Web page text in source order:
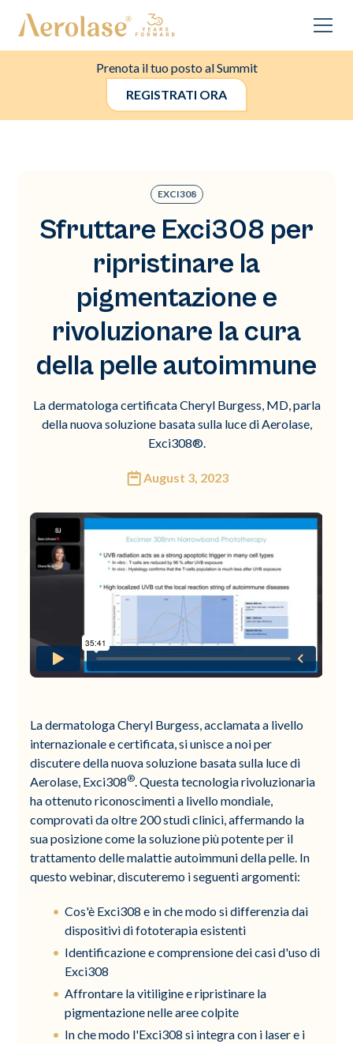
Prenota il tuo posto al Summit
REGISTRATI ORA
EXCI308
Sfruttare Exci308 per
ripristinare la
pigmentazione e
rivoluzionare la cura
della pelle autoimmune
La dermatologa certificata Cheryl Burgess, MD, parla
della nuova soluzione basata sulla luce di Aerolase,
Exci308®.
August 3, 2023
La dermatologa Cheryl Burgess, acclamata a livello
internazionale e certificata, si unisce a noi per
discutere della nuova soluzione basata sulla luce di
Aerolase, Exci308® . Questa tecnologia rivoluzionaria
ha ottenuto riconoscimenti a livello mondiale,
comprovati da oltre 200 studi clinici, affermando la
sua posizione come la soluzione più potente per il
trattamento delle malattie autoimmuni della pelle. In
questo webinar, discuteremo i seguenti argomenti:
Cos'è Exci308 e in che modo si differenzia dai
dispositivi di fototerapia esistenti
Identificazione e comprensione dei casi d'uso di
Exci308
Affrontare la vitiligine e ripristinare la
pigmentazione nelle aree colpite
In che modo l'Exci308 si integra con i laser e i